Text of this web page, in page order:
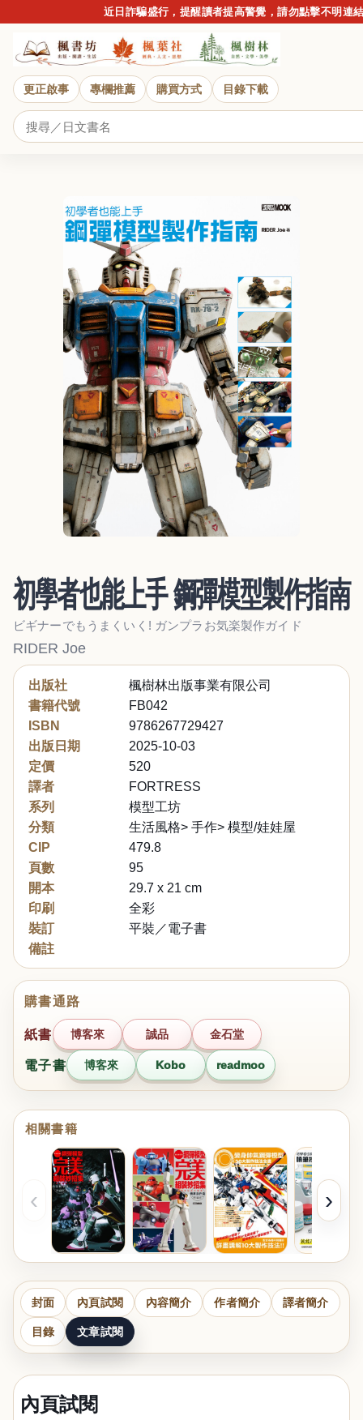
近日詐騙盛行，提醒讀者提高警覺，請勿點擊不明連結或
更正啟事 專欄推薦 購買方式 目錄下載
初學者也能上手 鋼彈模型製作指南
ビギナーでもうまくいく! ガンプラお気楽製作ガイド
RIDER Joe
出版社
楓樹林出版事業有限公司
書籍代號
FB042
ISBN
9786267729427
出版日期
2025-10-03
定價
520
譯者
FORTRESS
系列
模型工坊
分類
生活風格> 手作> 模型/娃娃屋
CIP
479.8
頁數
95
開本
29.7 x 21 cm
印刷
全彩
裝訂
平裝／電子書
備註
購書通路
紙書 博客來 誠品 金石堂
電子書 博客來 Kobo readmoo
相關書籍
‹ ›
封面 內頁試閱 內容簡介 作者簡介 譯者簡介
目錄 文章試閱
內頁試閱